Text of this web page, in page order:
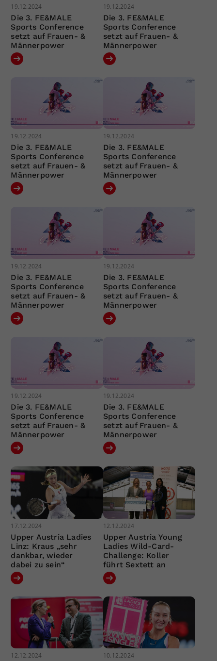
19.12.2024
Die 3. FE&MALE
Sports Conference
setzt auf Frauen- &
Männerpower
19.12.2024
Die 3. FE&MALE
Sports Conference
setzt auf Frauen- &
Männerpower
19.12.2024
Die 3. FE&MALE
Sports Conference
setzt auf Frauen- &
Männerpower
19.12.2024
Die 3. FE&MALE
Sports Conference
setzt auf Frauen- &
Männerpower
19.12.2024
Die 3. FE&MALE
Sports Conference
setzt auf Frauen- &
Männerpower
19.12.2024
Die 3. FE&MALE
Sports Conference
setzt auf Frauen- &
Männerpower
19.12.2024
Die 3. FE&MALE
Sports Conference
setzt auf Frauen- &
Männerpower
19.12.2024
Die 3. FE&MALE
Sports Conference
setzt auf Frauen- &
Männerpower
17.12.2024
Upper Austria Ladies
Linz: Kraus „sehr
dankbar, wieder
dabei zu sein“
12.12.2024
Upper Austria Young
Ladies Wild-Card-
Challenge: Koller
führt Sextett an
12.12.2024 10.12.2024